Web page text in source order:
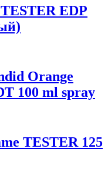
EDP
Orange
100 ml spray
TESTER 125